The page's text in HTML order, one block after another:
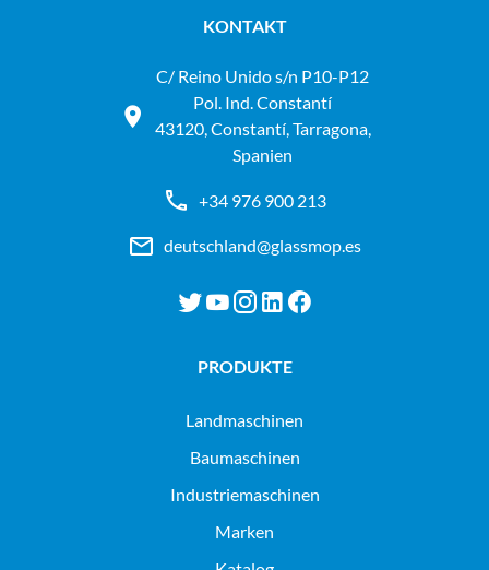
KONTAKT
C/ Reino Unido s/n P10-P12
Pol. Ind. Constantí
43120, Constantí, Tarragona,
Spanien
+34 976 900 213
deutschland@glassmop.es
PRODUKTE
landmaschinen
baumaschinen
industriemaschinen
Marken